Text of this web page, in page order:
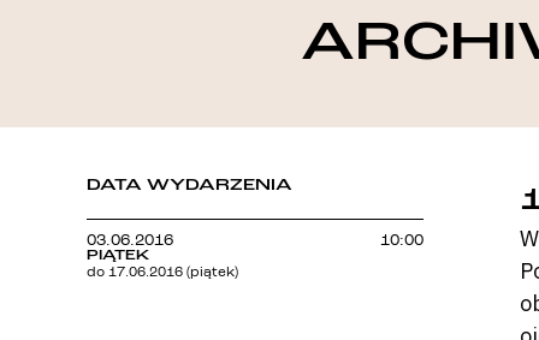
DATA WYDARZENIA
03.06.2016
PIĄTEK
do 17.06.2016 (piątek)
10:00